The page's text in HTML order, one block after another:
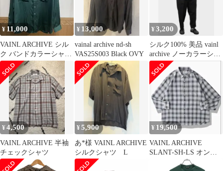
¥ 11,000
VAINL ARCHIVE シル
ク バンドカラーシャツ
グリーン S
¥ 13,000
vainal archive nd-sh
VAS25S003 Black OVY
¥3,200
シルク100% 美品 vainl
archive ノーカラーシャ
ツ
¥4,500
VAINL ARCHIVE 半袖
チェックシャツ
¥5,900
あ*様 VAINL ARCHIVE
シルクシャツ L
¥ 19,500
VAINL ARCHIVE
SLANT-SH-LS オンブ
レチェックウールシャ